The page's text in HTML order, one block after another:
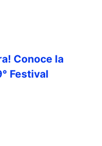
Conoce la
Festival